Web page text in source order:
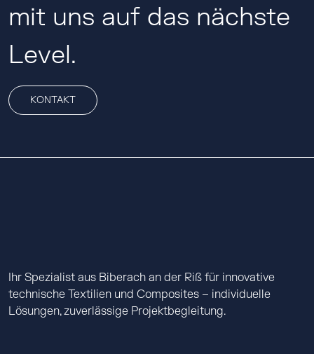
mit uns auf das nächste
Level.
KONTAKT
Ihr Spezialist aus Biberach an der Riß für innovative
technische Textilien und Composites – individuelle
Lösungen, zuverlässige Projektbegleitung.